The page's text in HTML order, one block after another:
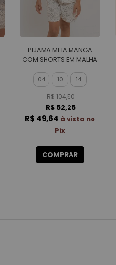
PIJAMA MEIA MANGA
COM SHORTS EM MALHA
04 10 14
R$ 104,50
R$ 52,25
R$ 49,64 à vista no
Pix
COMPRAR